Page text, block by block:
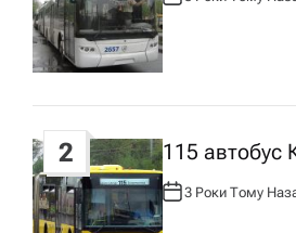
ц
і
я
з
В
Т
О
Р
:
2 115 автобус
А
Т
3 Роки Тому